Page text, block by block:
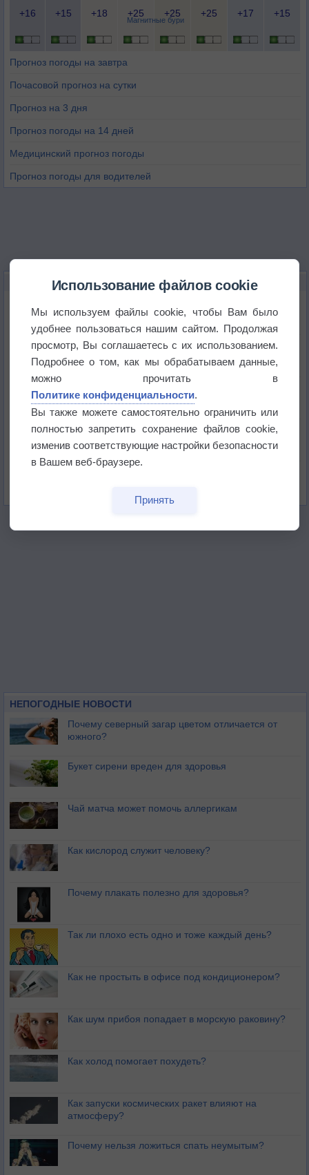
Магнитные бури
+16 +15 +18 +25 +25 +25 +17 +15
Прогноз погоды на завтра
Почасовой прогноз на сутки
Прогноз на 3 дня
Прогноз погоды на 14 дней
Медицинский прогноз погоды
Прогноз погоды для водителей
НОВОЕ О ПОГОДЕ
В Приморье обнаружены морские волны тепла
Изменение климата повлияло на ареал обитания
бабочек
Погода в Екатеринбурге 6 августа
Погода в Краснодаре 6 августа
НЕПОГОДНЫЕ НОВОСТИ
Почему северный загар цветом отличается от
южного?
Букет сирени вреден для здоровья
Чай матча может помочь аллергикам
Как кислород служит человеку?
Почему плакать полезно для здоровья?
Так ли плохо есть одно и тоже каждый день?
Как не простыть в офисе под кондиционером?
Как шум прибоя попадает в морскую раковину?
Как холод помогает похудеть?
Как запуски космических ракет влияют на
атмосферу?
Почему нельзя ложиться спать неумытым?
Использование файлов cookie
Мы используем файлы cookie, чтобы Вам было
удобнее пользоваться нашим сайтом. Продолжая
просмотр, Вы соглашаетесь с их использованием.
Подробнее о том, как мы обрабатываем данные,
можно прочитать в
Политике конфиденциальности.
Вы также можете самостоятельно ограничить или
полностью запретить сохранение файлов cookie,
изменив соответствующие настройки безопасности
в Вашем веб-браузере.
Принять